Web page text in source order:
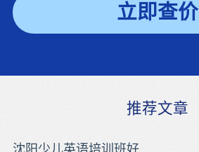
立即查价
推荐文章
沈阳少儿英语培训班好